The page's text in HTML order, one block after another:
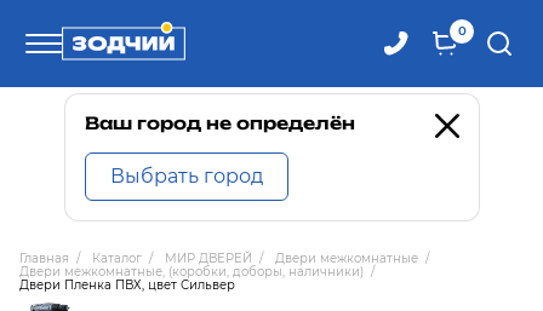
0
Телефоны
8 800 100-71-71
8 (4242) 30-00-27
Ваш город не определён
Выбрать город
Главная / Каталог / МИР ДВЕРЕЙ / Двери межкомнатные /
Двери межкомнатные, (коробки, доборы, наличники) /
Двери Пленка ПВХ, цвет Сильвер